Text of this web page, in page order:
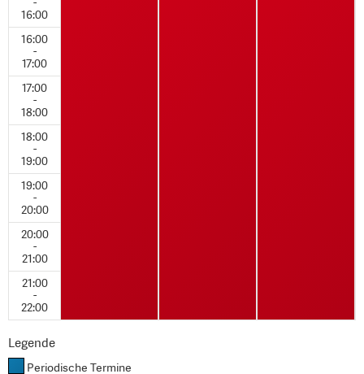
16:00
16:00
-
17:00
17:00
-
18:00
18:00
-
19:00
19:00
-
20:00
20:00
-
21:00
21:00
-
22:00
Legende
Periodische Termine